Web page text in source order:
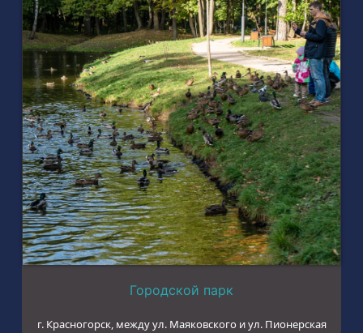
Городской парк
г. Красногорск, между ул. Маяковского и ул. Пионерская